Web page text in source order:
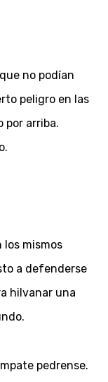
no podían
peligro en las
por arriba.
los mismos
a defenderse
hilvanar una
pedrense.